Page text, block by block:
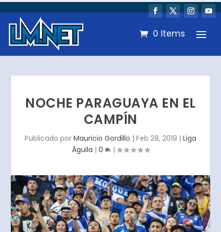
0 Items
NOCHE PARAGUAYA EN EL
CAMPÍN
Publicado por Mauricio Gordillo | Feb 28, 2019 | Liga
Águila | 0 |